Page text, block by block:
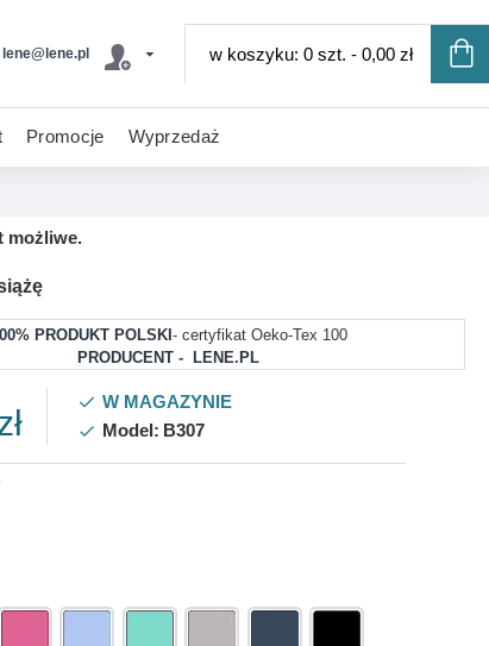
lene@lene.pl w koszyku: 0 szt. - 0,00 zł
Promocje Wyprzedaż
możliwe.
PRODUKT POLSKI - certyfikat Oeko-Tex 100
PRODUCENT - LENE.PL
W MAGAZYNIE
Model: B307